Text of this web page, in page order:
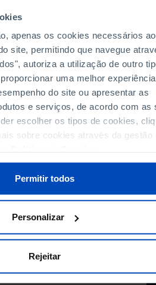
apenas os cookies necessários ao
site, permitindo que navegue
autoriza a utilização de outro
uma melhor
do site ou apresentar as
e serviços, de acordo com as
escolher os tipos de cookies,
sobre cookies através da gestão
Permitir todos
Personalizar
Rejeitar
centros de emprego e de formação
de desemprego nos Municípios
FUNDAÇÃO FRANCISCO MANUEL DOS
DA